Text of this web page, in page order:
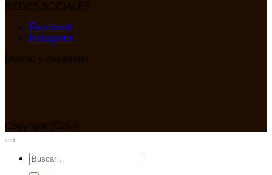
REDES SOCIALES
Facebook
Instagram
Diseño y desarrollo
Copyright 2026 ©
Buscar
por: